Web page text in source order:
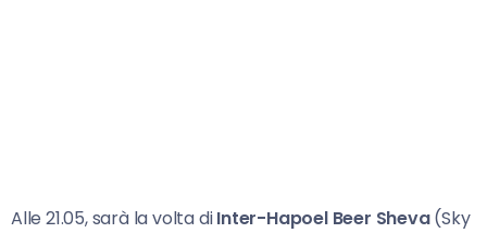
Alle 21.05, sarà la volta diInter-Hapoel Beer Sheva(Sky